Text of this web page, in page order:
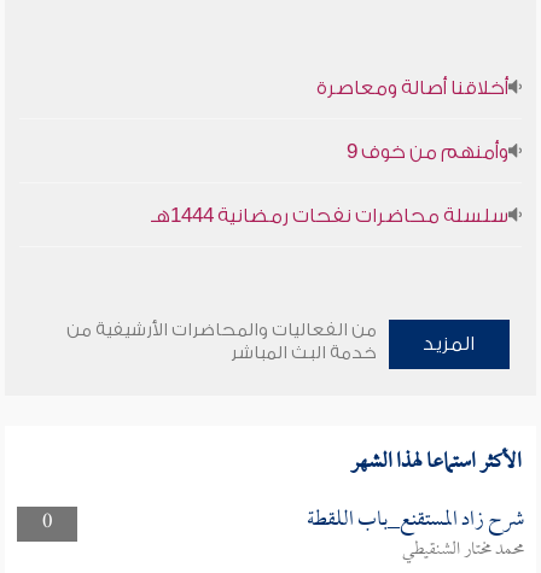
أخلاقنا أصالة ومعاصرة
وأمنهم من خوف 9
سلسلة محاضرات نفحات رمضانية 1444هـ
المزيد
من الفعاليات والمحاضرات الأرشيفية من
خدمة البث المباشر
الأكثر استماعا لهذا الشهر
0 شرح زاد المستقنع_باب اللقطة
محمد مختار الشنقيطي